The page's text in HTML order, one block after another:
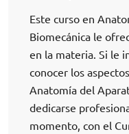
Este curso en
Biomecánica le
en la materia. Si le
conocer los
Anatomía del
dedicarse
momento, con el